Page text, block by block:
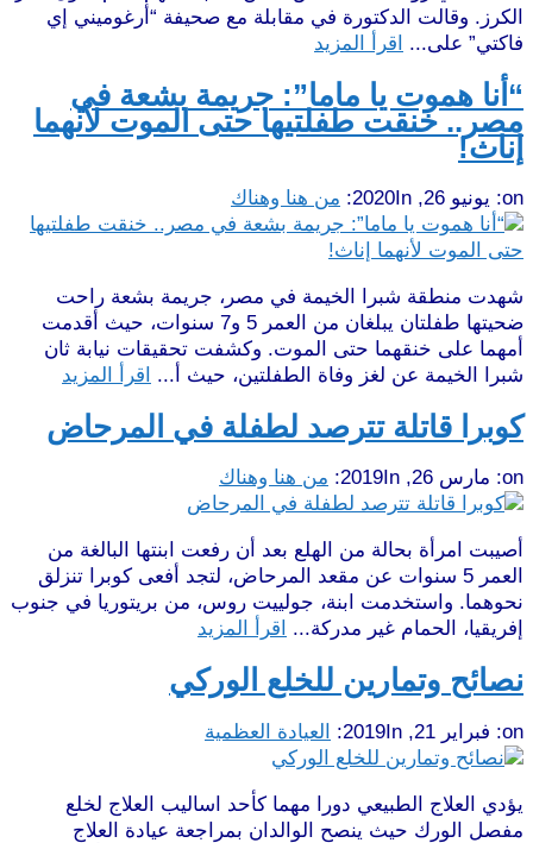
الكرز. وقالت الدكتورة في مقابلة مع صحيفة “أرغوميني إي
فاكتي” على...
اقرأ المزيد
“أنا هموت يا ماما”: جريمة بشعة في
مصر.. خنقت طفلتيها حتى الموت لأنهما
إناث!
on: يونيو 26, 2020 In: من هنا وهناك
شهدت منطقة شبرا الخيمة في مصر، جريمة بشعة راحت
ضحيتها طفلتان يبلغان من العمر 5 و7 سنوات، حيث أقدمت
أمهما على خنقهما حتى الموت. وكشفت تحقيقات نيابة ثان
شبرا الخيمة عن لغز وفاة الطفلتين، حيث أ...
اقرأ المزيد
كوبرا قاتلة تترصد لطفلة في المرحاض
on: مارس 26, 2019 In: من هنا وهناك
أصيبت امرأة بحالة من الهلع بعد أن رفعت ابنتها البالغة من
العمر 5 سنوات عن مقعد المرحاض، لتجد أفعى كوبرا تنزلق
نحوهما. واستخدمت ابنة، جولييت روس، من بريتوريا في جنوب
إفريقيا، الحمام غير مدركة...
اقرأ المزيد
نصائح وتمارين للخلع الوركي
on: فبراير 21, 2019 In: العيادة العظمية
يؤدي العلاج الطبيعي دورا مهما كأحد اساليب العلاج لخلع
مفصل الورك حيث ينصح الوالدان بمراجعة عيادة العلاج